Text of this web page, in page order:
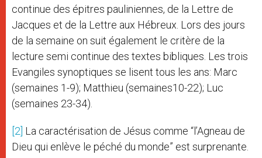
continue des épitres pauliniennes, de la Lettre de
Jacques et de la Lettre aux Hébreux. Lors des jours
de la semaine on suit également le critère de la
lecture semi continue des textes bibliques. Les trois
Evangiles synoptiques se lisent tous les ans: Marc
(semaines 1-9); Matthieu (semaines10-22); Luc
(semaines 23-34).
[2] La caractérisation de Jésus comme “l’Agneau de
Dieu qui enlève le péché du monde” est surprenante.